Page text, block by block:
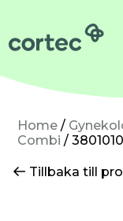
Förlossning
Gynekologi
Neonatologi
Home/
Combi /
Tillbaka till